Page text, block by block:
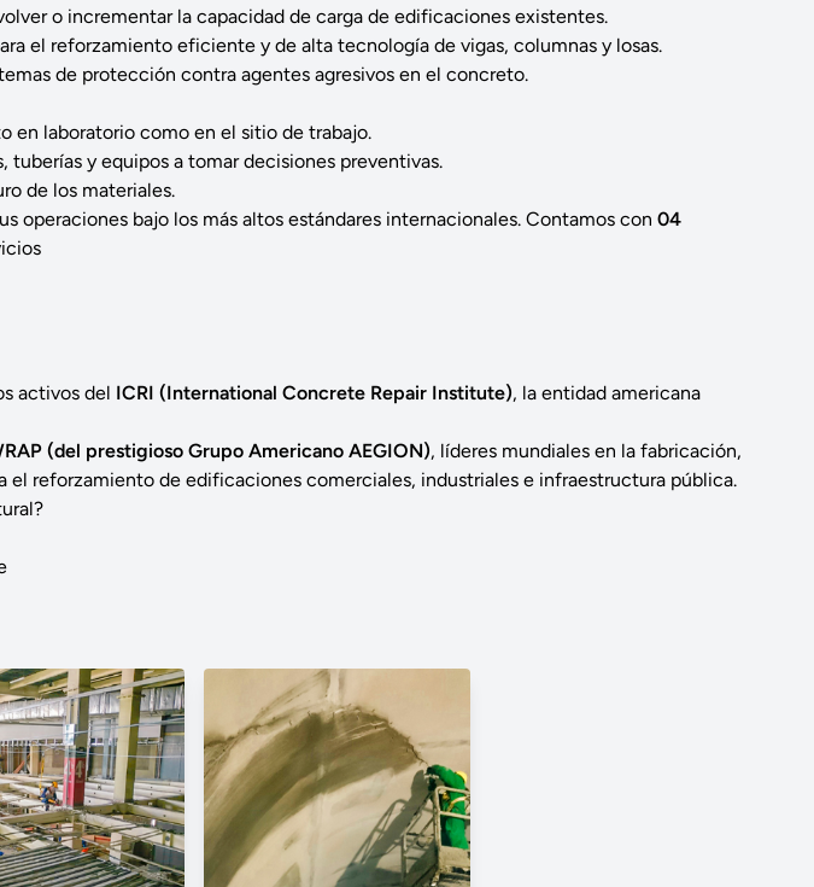
o incrementar la capacidad de carga de edificaciones existentes.
el reforzamiento eficiente y de alta tecnología de vigas, columnas y losas.
de protección contra agentes agresivos en el concreto.
en laboratorio como en el sitio de trabajo.
tuberías y equipos a tomar decisiones preventivas.
de los materiales.
operaciones bajo los más altos estándares internacionales. Contamos con 04
activos del ICRI (International Concrete Repair Institute), la entidad americana
(del prestigioso Grupo Americano AEGION), líderes mundiales en la fabricación,
reforzamiento de edificaciones comerciales, industriales e infraestructura pública.